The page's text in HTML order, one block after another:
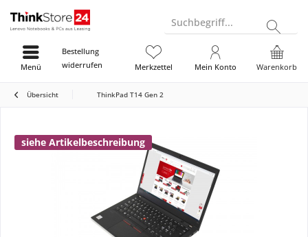
Suchbegriff...
Bestellung
widerrufen
Warenkorb
Merkzettel Mein Konto
Menü
Übersicht ThinkPad T14 Gen 2
siehe Artikelbeschreibung